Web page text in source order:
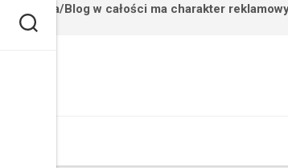
Strona/Blog w całości ma charakter